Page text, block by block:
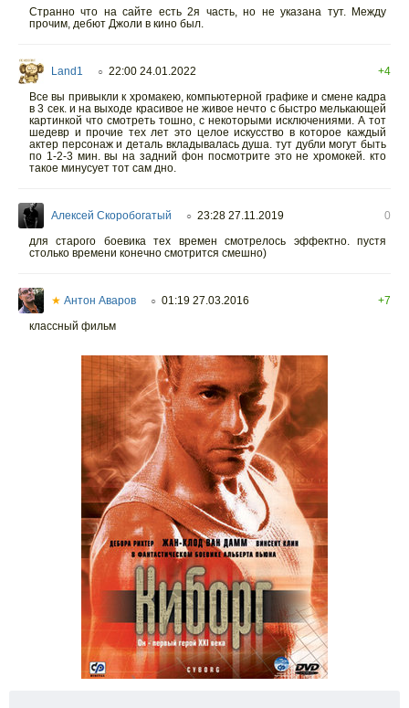
Странно что на сайте есть 2я часть, но не указана тут. Между
прочим, дебют Джоли в кино был.
Land1 ○ 22:00 24.01.2022
+4
Все вы привыкли к хромакею, компьютерной графике и смене кадра
в 3 сек. и на выходе красивое не живое нечто с быстро мелькающей
картинкой что смотреть тошно, с некоторыми исключениями. А тот
шедевр и прочие тех лет это целое искусство в которое каждый
актер персонаж и деталь вкладывалась душа. тут дубли могут быть
по 1-2-3 мин. вы на задний фон посмотрите это не хромокей. кто
такое минусует тот сам дно.
Алексей Скоробогатый ○ 23:28 27.11.2019
0
для старого боевика тех времен смотрелось эффектно. пустя
столько времени конечно смотрится смешно)
★ Антон Аваров ○ 01:19 27.03.2016
+7
классный фильм